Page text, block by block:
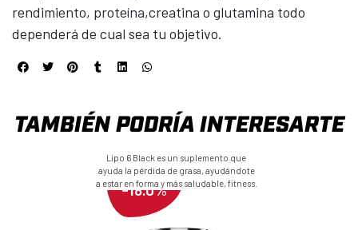
rendimiento, proteína,creatina o glutamina todo
dependerá de cual sea tu objetivo.
TAMBIÉN PODRÍA INTERESARTE
-18.0%
Lipo 6 Black es un suplemento que
ayuda la pérdida de grasa, ayudándote
a estar en forma y más saludable, fitness.